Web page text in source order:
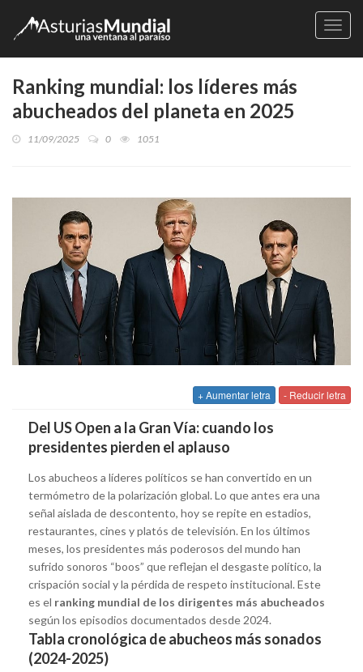
Ranking mundial: los líderes más
abucheados del planeta en 2025
11/09/2025 0 1051
+ Aumentar letra - Reducir letra
Del US Open a la Gran Vía: cuando los
presidentes pierden el aplauso
Los abucheos a líderes políticos se han convertido en un
termómetro de la polarización global. Lo que antes era una
señal aislada de descontento, hoy se repite en estadios,
restaurantes, cines y platós de televisión. En los últimos
meses, los presidentes más poderosos del mundo han
sufrido sonoros “boos” que reflejan el desgaste político, la
crispación social y la pérdida de respeto institucional. Este
es el ranking mundial de los dirigentes más abucheados
según los episodios documentados desde 2024.
Tabla cronológica de abucheos más sonados
(2024-2025)